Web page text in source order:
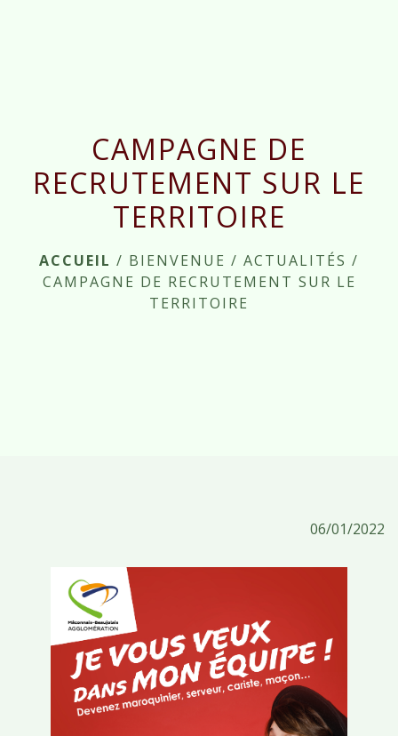
CAMPAGNE DE
RECRUTEMENT SUR LE
TERRITOIRE
ACCUEIL / BIENVENUE / ACTUALITÉS /
CAMPAGNE DE RECRUTEMENT SUR LE
TERRITOIRE
06/01/2022